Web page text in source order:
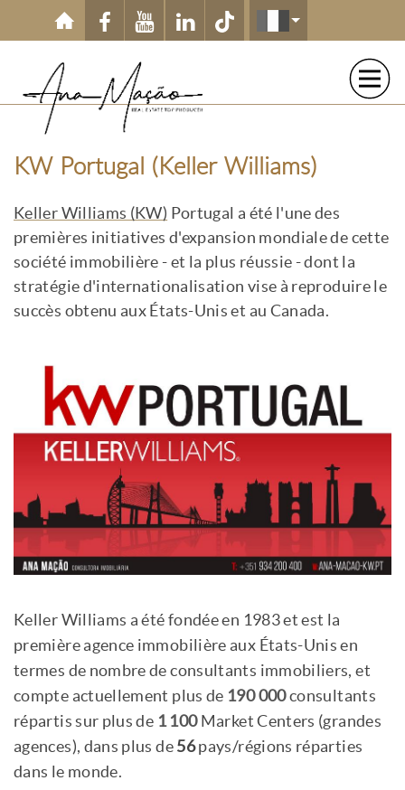
Aller au contenu principal
KW Portugal (Keller Williams)
Keller Williams (KW) Portugal a été l'une des
premières initiatives d'expansion mondiale de cette
société immobilière - et la plus réussie - dont la
stratégie d'internationalisation vise à reproduire le
succès obtenu aux États-Unis et au Canada.
Keller Williams a été fondée en 1983 et est la
première agence immobilière aux États-Unis en
termes de nombre de consultants immobiliers, et
compte actuellement plus de 190 000consultants
répartis sur plus de 1 100Market Centers (grandes
agences), dans plus de 56pays/régions réparties
dans le monde.